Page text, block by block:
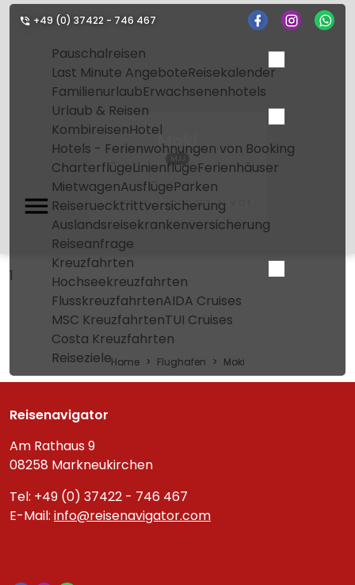
+49 (0) 37422 - 746 467
Pauschalreisen
Last Minute AngeboteReisekalender
FamilienurlaubErwachsenenhotels
Urlaub & Reisen
KombireisenHotel
Hotels - Ferienwohnungen von Booking
CharterflügeLinienflügeFerienhäuser
MietwagenAusflügeParken
Reiseruecktrittversicherung
Auslandsreisekrankenversicherung
Reiseanfrage
Kreuzfahrten
Hochseekreuzfahrten
FlusskreuzfahrtenAIDA Cruises
MSC KreuzfahrtenTUI Cruises
Costa Kreuzfahrten
Reiseziele
Moki
MJJ
Home Flughafen
1
Home Flughafen Moki
Reisenavigator
Am Rathaus 9
08258 Markneukirchen
Tel: +49 (0) 37422 - 746 467
E-Mail: info@reisenavigator.com